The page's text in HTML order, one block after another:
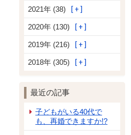
2021年 (38)
2020年 (130)
2019年 (216)
2018年 (305)
最近の記事
子どもがいる40代で
も、再婚できますか!?